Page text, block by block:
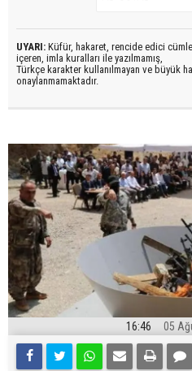
UYARI: Küfür, hakaret, rencide edici
içeren, imla kuralları ile yazılmamış,
Türkçe karakter kullanılmayan ve büyük
onaylanmamaktadır.
16:46 05